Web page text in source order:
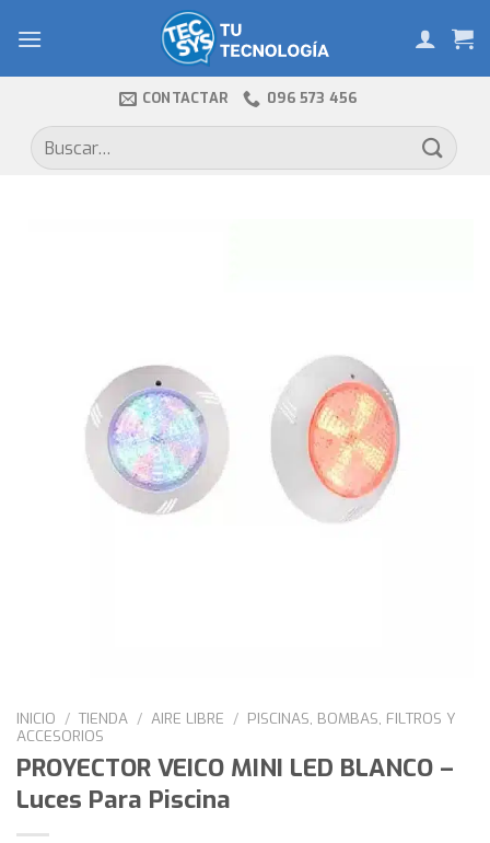
CONTACTAR 096 573 456
Buscar
por:
INICIO / TIENDA / AIRE LIBRE / PISCINAS, BOMBAS, FILTROS Y
ACCESORIOS
PROYECTOR VEICO MINI LED BLANCO –
Luces Para Piscina